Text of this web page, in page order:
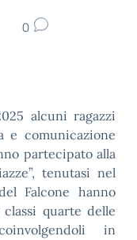
0
alcuni ragazzi
e comunicazione
partecipato alla
tenutasi nel
Falcone hanno
quarte delle
in